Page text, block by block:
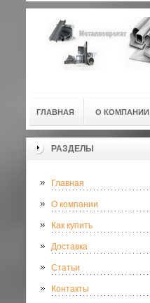
ГЛАВНАЯ О КОМПАНИИ
РАЗДЕЛЫ
Главная
О компании
Как купить
Доставка
Статьи
Контакты